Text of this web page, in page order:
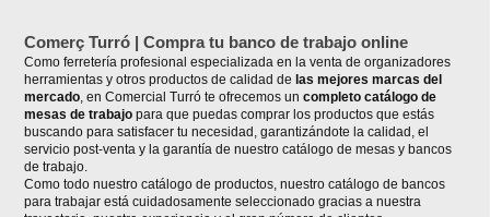
Comerç Turró | Compra tu banco de trabajo online
Como ferretería profesional especializada en la venta de organizadores
herramientas y otros productos de calidad de las mejores marcas del
mercado, en Comercial Turró te ofrecemos uncompleto catálogo de
mesas de trabajopara que puedas comprar los productos que estás
buscando para satisfacer tu necesidad, garantizándote la calidad, el
servicio post-venta y la garantía de nuestro catálogo de mesas y bancos
de trabajo.
Como todo nuestro catálogo de productos, nuestro catálogo de bancos
para trabajar está cuidadosamente seleccionado gracias a nuestra